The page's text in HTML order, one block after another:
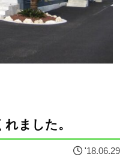
ました。
'18.06.29